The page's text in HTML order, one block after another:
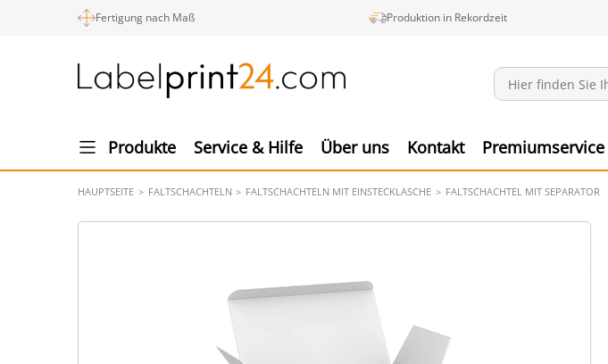
Fertigung nach Maß Produktion in Rekordzeit
Produkte Service & Hilfe Über uns Kontakt Premiumservice
HAUPTSEITE FALTSCHACHTELN FALTSCHACHTELN MIT EINSTECKLASCHE FALTSCHACHTEL MIT SEPARATOR